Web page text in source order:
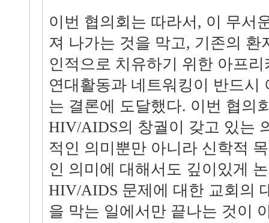
이번 협의회는 따라서, 이 무서
져 나가는 것을 막고, 기존의 환
인적으로 치유하기 위한 아프
연대활동과 네트워킹이 반드시
는 결론에 도달했다. 이번 협의
HIV/AIDS의 창궐이 갖고 있는
적인 의미뿐만 아니라 신학적
인 의미에 대해서도 깊이있게
HIV/AIDS 문제에 대한 교회의
을 막는 일에서만 끝나는 것이